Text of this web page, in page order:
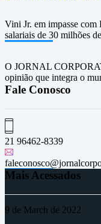
Vini Jr. em impasse com
salariais de 30 milhões
O JORNAL
opinião que integra o
Fale Conosco
21 96462-8339
Mais Acessados
9 de March de 2022